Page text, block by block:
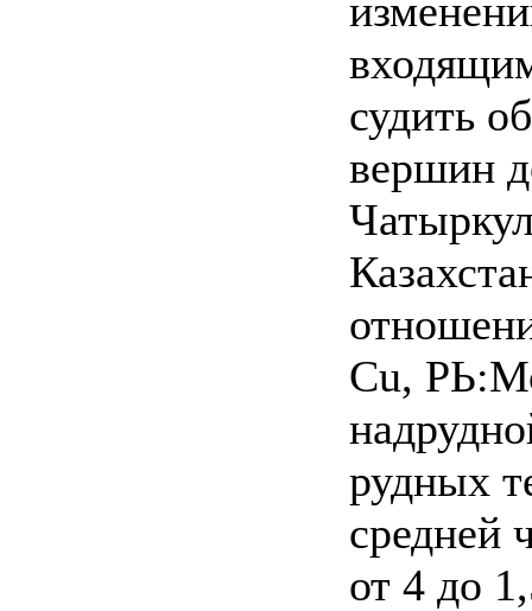
судить
вершин
Cu,
рудных
средней
от 4 до